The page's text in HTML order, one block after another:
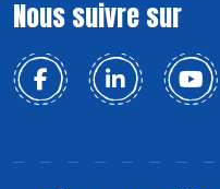
Nous suivre sur